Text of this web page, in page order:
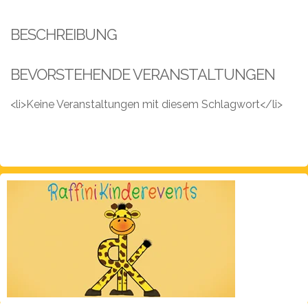
Über
Fotos,
Events
Referenzen
BESCHREIBUNG
BEVORSTEHENDE VERANSTALTUNGEN
<li>Keine Veranstaltungen mit diesem Schlagwort</li>